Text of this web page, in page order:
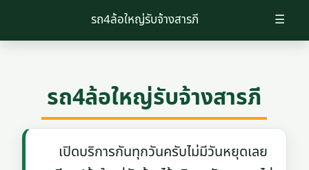
☰
รถ4ล้อใหญ่รับจ้างสารภี
รถ4ล้อใหญ่รับจ้างสารภี
เปิดบริการกันทุกวันครับไม่มีวันหยุดเลย